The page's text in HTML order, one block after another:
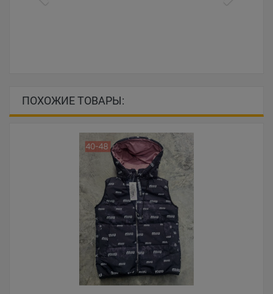
ПОХОЖИЕ ТОВАРЫ: